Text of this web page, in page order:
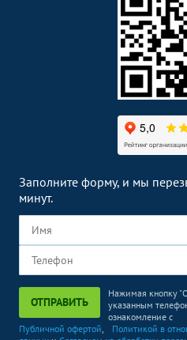
Заполните форму, и мы
минут.
ОТПРАВИТЬ
Нажимая кнопку
указанным
ознакомление с
Публичной офертой,
Политикой в